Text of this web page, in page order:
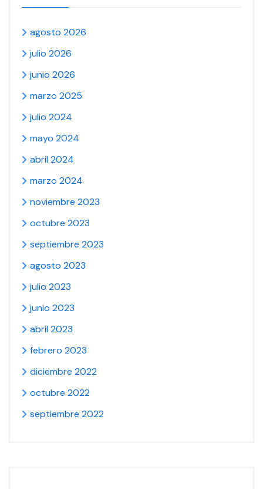
agosto 2026
julio 2026
junio 2026
marzo 2025
julio 2024
mayo 2024
abril 2024
marzo 2024
noviembre 2023
octubre 2023
septiembre 2023
agosto 2023
julio 2023
junio 2023
abril 2023
febrero 2023
diciembre 2022
octubre 2022
septiembre 2022